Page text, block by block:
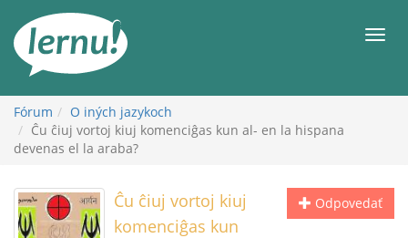
obsah
Fórum
O iných jazykoch
Ĉu ĉiuj vortoj kiuj komenciĝas kun al- en la hispana
devenas el la araba?
Odpovedať
Ĉu ĉiuj vortoj kiuj
komenciĝas kun